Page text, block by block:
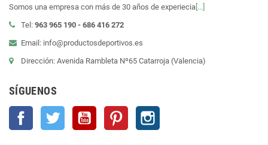
Somos una empresa con más de 30 años de experiecia [...]
Tel: 963 965 190 - 686 416 272
Email: info@productosdeportivos.es
Dirección: Avenida Rambleta Nº65 Catarroja (Valencia)
SÍGUENOS
Facebook Twitter YouTube Pinterest